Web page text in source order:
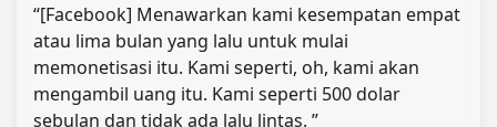
“[Facebook] Menawarkan kami kesempatan empat
atau lima bulan yang lalu untuk mulai
memonetisasi itu. Kami seperti, oh, kami akan
mengambil uang itu. Kami seperti 500 dolar
sebulan dan tidak ada lalu lintas. ”